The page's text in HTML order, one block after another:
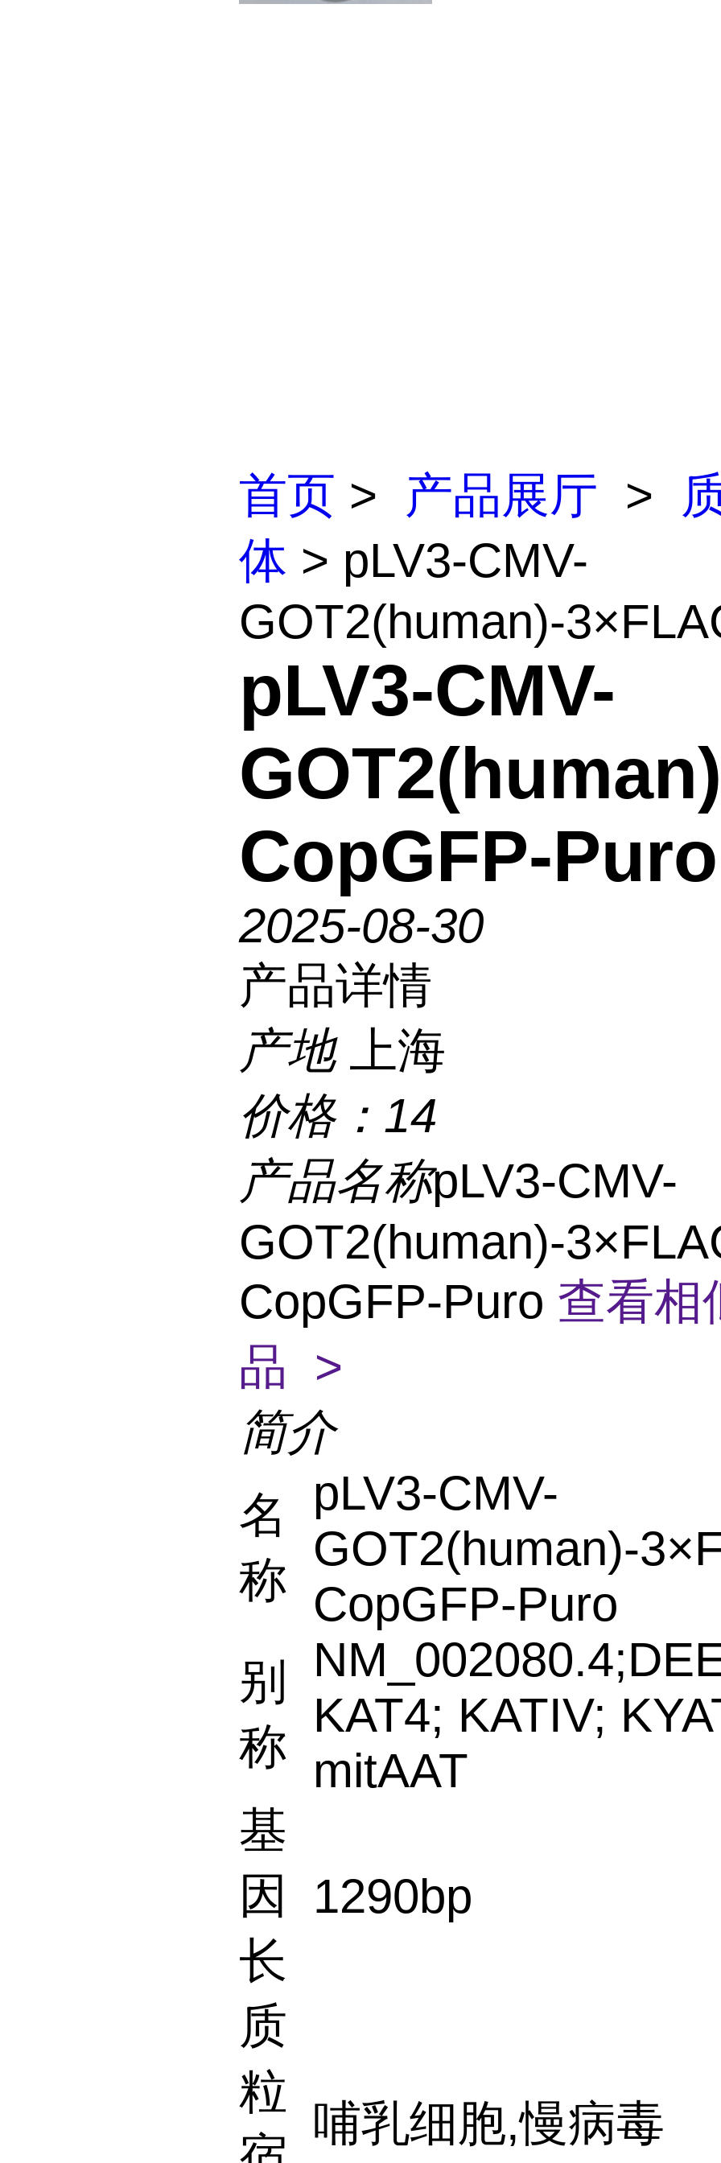
首页 > 产品展厅 >
体 > pLV3-CMV-
GOT2(human)-
pLV3-CMV-
CopGFP-Puro
2025-08-30
产品详情
产地 上海
价格： 14
产品名称pLV3-CMV-
GOT2(human)-
CopGFP-Puro 查看相
品 >
简介
名
称
pLV3-CMV-
GOT2(human)-
CopGFP-Puro
别
称
KAT4; KATIV;
mitAAT
基
因
长
1290bp
质
粒
哺乳细胞,慢病毒